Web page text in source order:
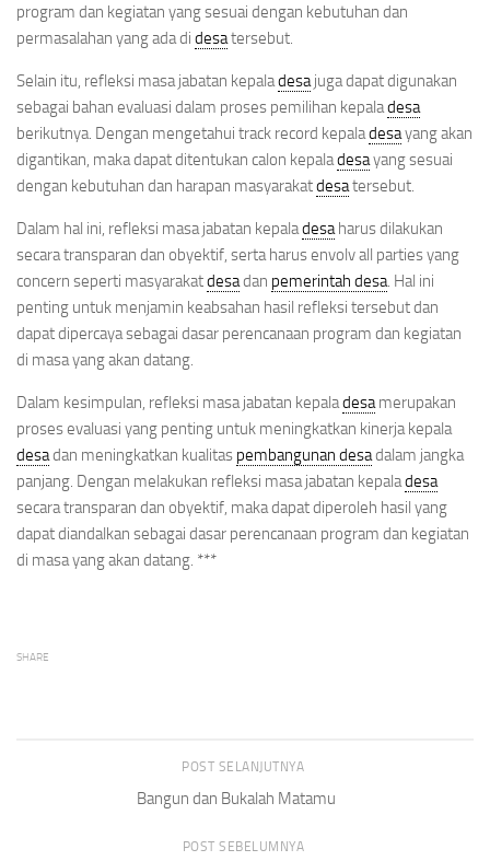
program dan kegiatan yang sesuai dengan kebutuhan dan
permasalahan yang ada di desatersebut.
Selain itu, refleksi masa jabatan kepaladesajuga dapat digunakan
sebagai bahan evaluasi dalam proses pemilihan kepaladesa
berikutnya. Dengan mengetahui track record kepaladesayang akan
digantikan, maka dapat ditentukan calon kepaladesayang sesuai
dengan kebutuhan dan harapan masyarakatdesatersebut.
Dalam hal ini, refleksi masa jabatan kepaladesaharus dilakukan
secara transparan dan obyektif, serta harus envolv all parties yang
concern seperti masyarakatdesadan pemerintah desa. Hal ini
penting untuk menjamin keabsahan hasil refleksi tersebut dan
dapat dipercaya sebagai dasar perencanaan program dan kegiatan
di masa yang akan datang.
Dalam kesimpulan, refleksi masa jabatan kepaladesamerupakan
proses evaluasi yang penting untuk meningkatkan kinerja kepala
desadan meningkatkan kualitas pembangunan desadalam jangka
panjang. Dengan melakukan refleksi masa jabatan kepaladesa
secara transparan dan obyektif, maka dapat diperoleh hasil yang
dapat diandalkan sebagai dasar perencanaan program dan kegiatan
di masa yang akan datang. ***
SHARE
POST SELANJUTNYA
Bangun dan Bukalah Matamu
POST SEBELUMNYA